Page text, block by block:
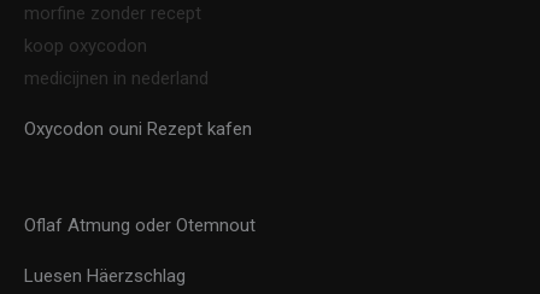
morfine zonder recept
koop oxycodon
medicijnen in nederland
Oxycodon ouni Rezept kafen
Oflaf Atmung oder Otemnout
Luesen Häerzschlag